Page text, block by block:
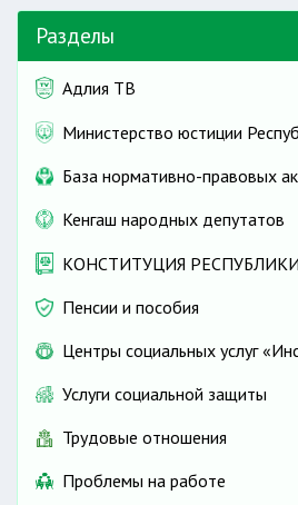
Разделы
Адлия ТВ
Министерство юстиции
База нормативно-правовых
Кенгаш народных депутатов
КОНСТИТУЦИЯ
Пенсии и пособия
Центры социальных услуг
Услуги социальной защиты
Трудовые отношения
Проблемы на работе